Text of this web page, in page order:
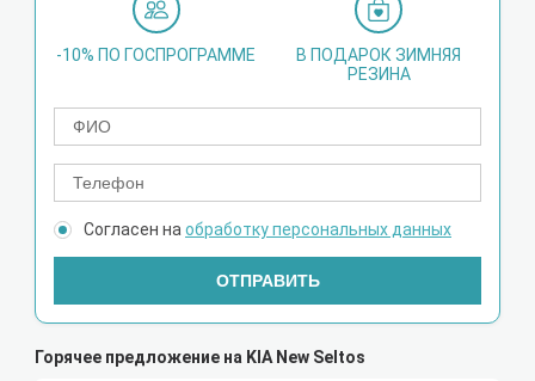
-10% ПО ГОСПРОГРАММЕ
В ПОДАРОК ЗИМНЯЯ
РЕЗИНА
Согласен на обработку персональных данных
ОТПРАВИТЬ
Горячее предложение на KIA New Seltos